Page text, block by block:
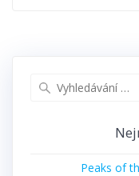
Peaks of